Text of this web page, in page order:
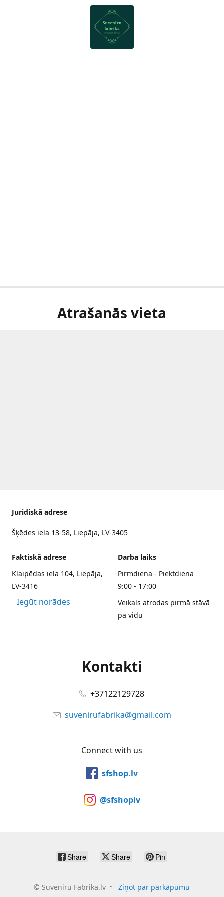
Atrašanās vieta
Juridiskā adrese
Šķēdes iela 13-58, Liepāja, LV-3405
Faktiskā adrese
Klaipēdas iela 104, Liepāja,
LV-3416
Iegūt norādes
Darba laiks
Pirmdiena - Piektdiena
9:00 - 17:00
Veikals atrodas pirmā stāvā
pa vidu
Kontakti
+37122129728
suvenirufabrika@gmail.com
Connect with us
sfshop.lv
@sfshoplv
Share Share Pin
© Suveniru Fabrika.lv Ziņot par pārkāpumu